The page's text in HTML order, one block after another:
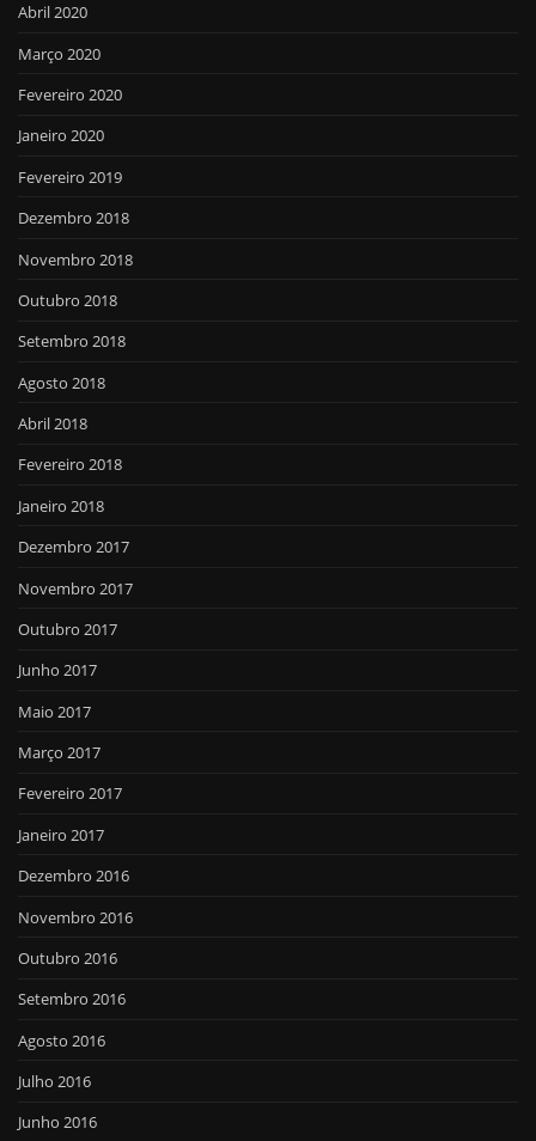
Abril 2020
Março 2020
Fevereiro 2020
Janeiro 2020
Fevereiro 2019
Dezembro 2018
Novembro 2018
Outubro 2018
Setembro 2018
Agosto 2018
Abril 2018
Fevereiro 2018
Janeiro 2018
Dezembro 2017
Novembro 2017
Outubro 2017
Junho 2017
Maio 2017
Março 2017
Fevereiro 2017
Janeiro 2017
Dezembro 2016
Novembro 2016
Outubro 2016
Setembro 2016
Agosto 2016
Julho 2016
Junho 2016